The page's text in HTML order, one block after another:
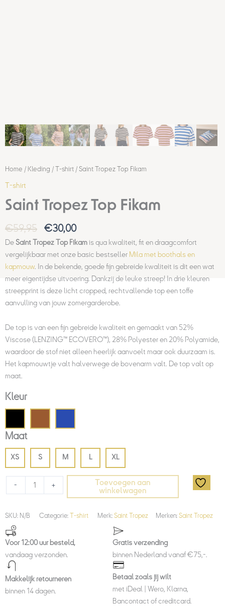
Home / Kleding / T-shirt / Saint Tropez Top Fikam
T-shirt
Saint Tropez Top Fikam
€59,95 €30,00
De Saint Tropez Top Fikamis qua kwaliteit, fit en draagcomfort
vergelijkbaar met onze basic bestseller Mila met boothals en
kapmouw . In de bekende, goede fijn gebreide kwaliteit is dit een wat
meer eigentijdse uitvoering. Dankzij de leuke streep! In drie kleuren
streepprint is deze licht cropped, rechtvallende top een toffe
aanvulling van jouw zomergarderobe.
De top is van een fijn gebreide kwaliteit en gemaakt van 52%
Viscose (LENZING™ ECOVERO™), 28% Polyester en 20% Polyamide,
waardoor de stof niet alleen heerlijk aanvoelt maar ook duurzaam is.
Het kapmouwtje valt halverwege de bovenarm valt. De top valt op
maat.
Kleur
Maat
XS S M L XL
- +
Toevoegen aan
winkelwagen
SKU: N/B Categorie: T-shirt Merk: Saint Tropez Merken: Saint Tropez
Voor 12:00 uur besteld,
vandaag verzonden.
Gratis verzending
binnen Nederland vanaf €75,-.
Makkelijk retourneren
binnen 14 dagen.
Betaal zoals jij wilt
met iDeal | Wero, Klarna,
Bancontact of creditcard.